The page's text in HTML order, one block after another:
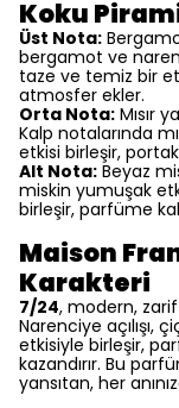
Koku
Üst Nota:
bergamot ve
taze ve temiz bir
atmosfer ekler.
Orta Nota: Mısır
Kalp notalarında
etkisi birleşir,
Alt Nota: Beyaz
miskin yumuşak
birleşir, parfüme
Maison
Karakteri
7/24, modern,
Narenciye açılışı,
etkisiyle birleşir,
kazandırır. Bu
yansıtan, her